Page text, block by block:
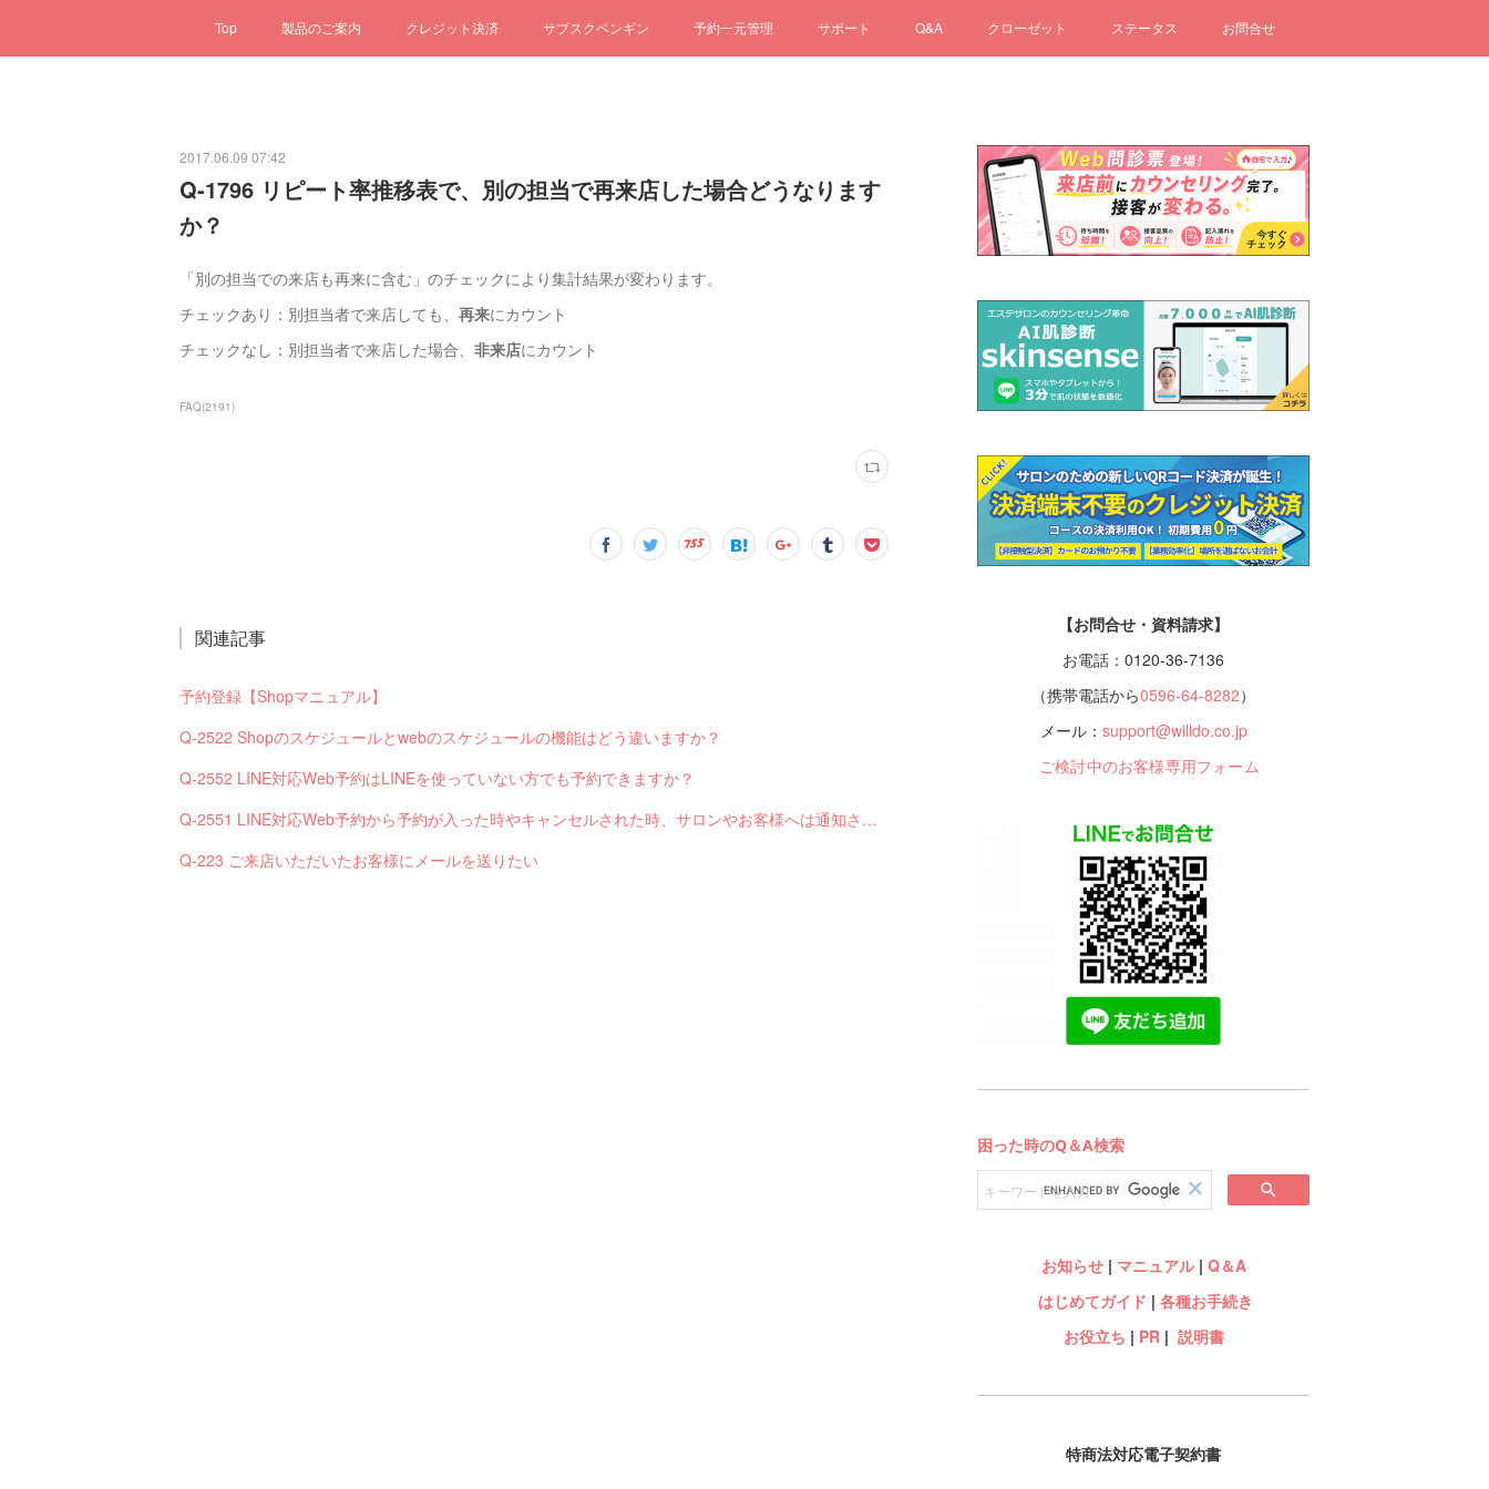
Top 製品のご案内 クレジット決済 サブスクペンギン 予約一元管理 サポート Q&A クローゼット ステータス お問合せ
2017.06.09 07:42
Q-1796 リピート率推移表で、別の担当で再来店した場合どうなります
か？
「別の担当での来店も再来に含む」のチェックにより集計結果が変わります。
チェックあり：別担当者で来店しても、 再来にカウント
チェックなし：別担当者で来店した場合、 非来店にカウント
FAQ(2191)
関連記事
予約登録【Shopマニュアル】
Q-2522 Shopのスケジュールとwebのスケジュールの機能はどう違いますか？
Q-2552 LINE対応Web予約はLINEを使っていない方でも予約できますか？
Q-2551 LINE対応Web予約から予約が入った時やキャンセルされた時、サロンやお客様へは通知されますか？
Q-223 ご来店いただいたお客様にメールを送りたい
【お問合せ・資料請求】
お電話：0120-36-7136
（携帯電話から0596-64-8282）
メール： support@willdo.co.jp
ご検討中のお客様専用フォーム
お知らせ| マニュアル| Q＆A
はじめてガイド | 各種お手続き
お役立ち | PR| 説明書
特商法対応電子契約書